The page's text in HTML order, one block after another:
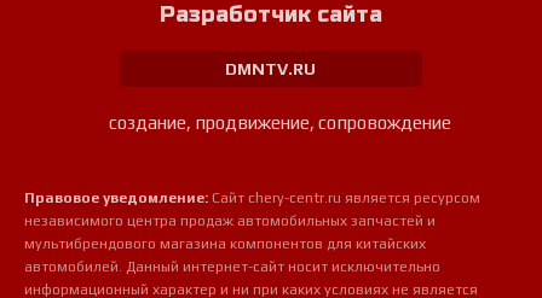
Разработчик сайта
DMNTV.RU
создание, продвижение, сопровождение
Правовое уведомление: Сайт chery-centr.ru является ресурсом
независимого центра продаж автомобильных запчастей и
мультибрендового магазина компонентов для китайских
автомобилей. Данный интернет-сайт носит исключительно
информационный характер и ни при каких условиях не является